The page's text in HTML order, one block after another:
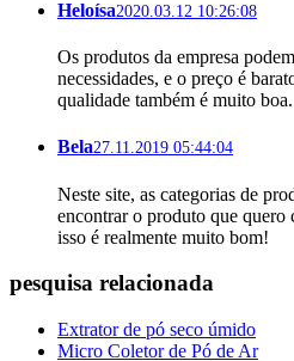
Heloísa2020.03.12 10:26:08
Os produtos da empresa
necessidades, e o preço é
qualidade também é muito boa.
Bela27.11.2019 05:44:04
Neste site, as categorias de
encontrar o produto que
isso é realmente muito bom!
pesquisa relacionada
Extrator de pó seco úmido
Micro Coletor de Pó de Ar